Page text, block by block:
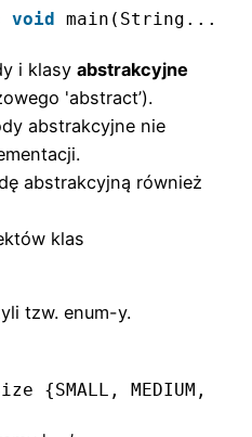
void main(String...
i klasy abstrakcyjne
'abstract’).
abstrakcyjne nie
abstrakcyjną również
klas
tzw. enum-y.
{SMALL, MEDIUM,